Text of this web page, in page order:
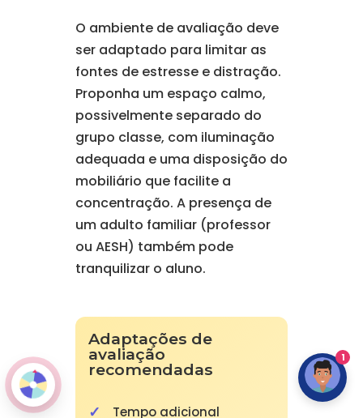
O ambiente de avaliação deve
ser adaptado para limitar as
fontes de estresse e distração.
Proponha um espaço calmo,
possivelmente separado do
grupo classe, com iluminação
adequada e uma disposição do
mobiliário que facilite a
concentração. A presença de
um adulto familiar (professor
ou AESH) também pode
tranquilizar o aluno.
Adaptações de
avaliação
recomendadas
Tempo adicional
1